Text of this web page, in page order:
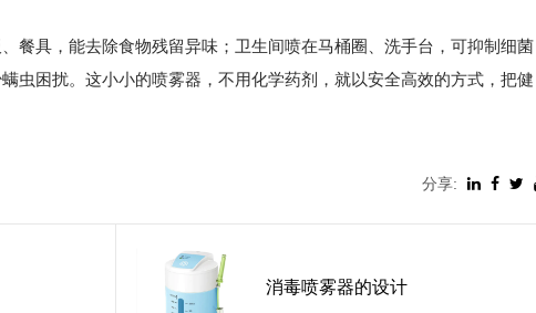
餐具，能去除食物残留异味；卫生间喷在马桶圈、洗手台，可抑制细菌
虫困扰。这小小的喷雾器，不用化学药剂，就以安全高效的方式，把健
分享:
消毒喷雾器的设计